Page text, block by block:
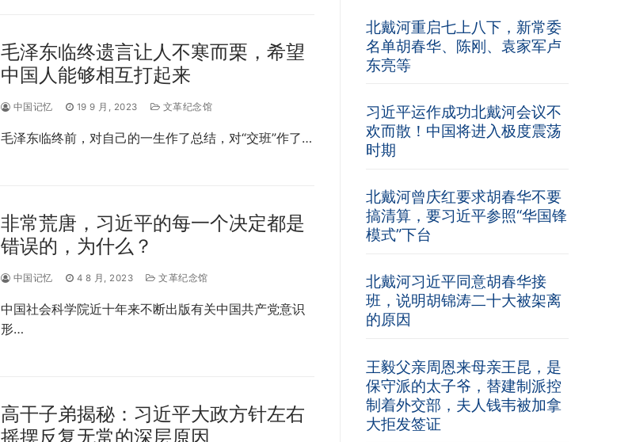
毛泽东临终遗言让人不寒而栗，希望
中国人能够相互打起来
中国记忆 19 9 月, 2023 文革纪念馆
毛泽东临终前，对自己的一生作了总结，对“交班”作了…
非常荒唐，习近平的每一个决定都是
错误的，为什么？
中国记忆 4 8 月, 2023 文革纪念馆
中国社会科学院近十年来不断出版有关中国共产党意识
形…
高干子弟揭秘：习近平大政方针左右
摇摆反复无常的深层原因
北戴河重启七上八下，新常委
名单胡春华、陈刚、袁家军卢
东亮等
习近平运作成功北戴河会议不
欢而散！中国将进入极度震荡
时期
北戴河曾庆红要求胡春华不要
搞清算，要习近平参照“华国锋
模式”下台
北戴河习近平同意胡春华接
班，说明胡锦涛二十大被架离
的原因
王毅父亲周恩来母亲王昆，是
保守派的太子爷，替建制派控
制着外交部，夫人钱韦被加拿
大拒发签证